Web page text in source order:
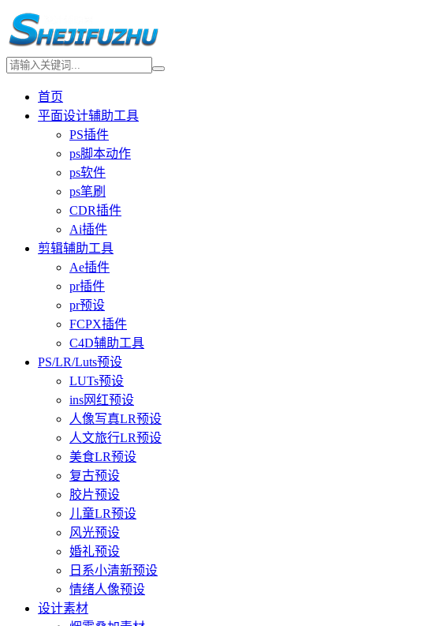
首页
平面设计辅助工具
PS插件
ps脚本动作
ps软件
ps笔刷
CDR插件
Ai插件
剪辑辅助工具
Ae插件
pr插件
pr预设
FCPX插件
C4D辅助工具
PS/LR/Luts预设
LUTs预设
ins网红预设
人像写真LR预设
人文旅行LR预设
美食LR预设
复古预设
胶片预设
儿童LR预设
风光预设
婚礼预设
日系小清新预设
情绪人像预设
设计素材